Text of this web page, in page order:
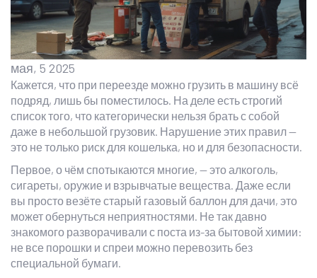
мая, 5 2025
Кажется, что при переезде можно грузить в машину всё
подряд, лишь бы поместилось. На деле есть строгий
список того, что категорически нельзя брать с собой
даже в небольшой грузовик. Нарушение этих правил —
это не только риск для кошелька, но и для безопасности.
Первое, о чём спотыкаются многие, — это алкоголь,
сигареты, оружие и взрывчатые вещества. Даже если
вы просто везёте старый газовый баллон для дачи, это
может обернуться неприятностями. Не так давно
знакомого разворачивали с поста из-за бытовой химии:
не все порошки и спреи можно перевозить без
специальной бумаги.